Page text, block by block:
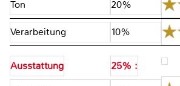
Ton 20%
Verarbeitung 10%
Ausstattung
25% :